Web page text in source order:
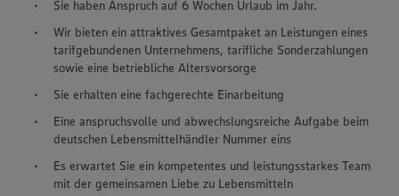
Sie haben Anspruch auf 6 Wochen Urlaub im Jahr.
Wir bieten ein attraktives Gesamtpaket an Leistungen eines
tarifgebundenen Unternehmens, tarifliche Sonderzahlungen
sowie eine betriebliche Altersvorsorge
Sie erhalten eine fachgerechte Einarbeitung
Eine anspruchsvolle und abwechslungsreiche Aufgabe beim
deutschen Lebensmittelhändler Nummer eins
Es erwartet Sie ein kompetentes und leistungsstarkes Team
mit der gemeinsamen Liebe zu Lebensmitteln